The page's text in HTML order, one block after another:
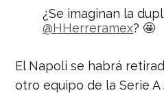
¿Se imaginan la
@HHerreramex? 🤩
— Nación Deportes
(@naciondeportes_)
El Napoli se habrá
otro equipo de la Serie A